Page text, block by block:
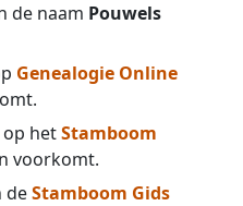
de naam Pouwels
Genealogie Online
op hetStamboom
voorkomt.
deStamboom Gids